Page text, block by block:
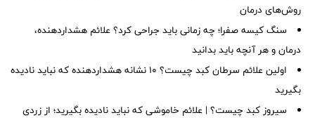
روش‌های درمان
سنگ کیسه صفرا؛ چه زمانی باید جراحی کرد؟ علائم هشداردهنده،
درمان و هر آنچه باید بدانید
اولین علائم سرطان کبد چیست؟ ۱۰ نشانه هشداردهنده که نباید نادیده
بگیرید
سیروز کبد چیست؟ | علائم خاموشی که نباید نادیده بگیرید؛ از زردی